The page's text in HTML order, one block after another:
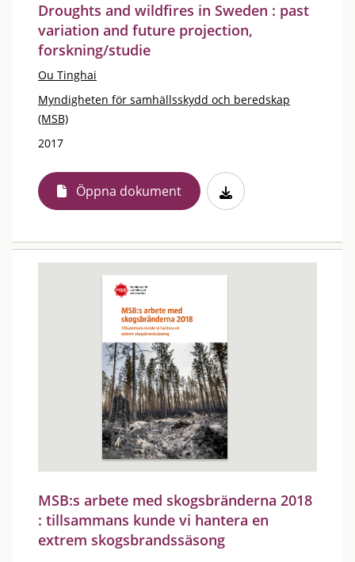
Droughts and wildfires in Sweden : past
variation and future projection,
forskning/studie
Ou Tinghai
Myndigheten för samhällsskydd och beredskap
(MSB)
2017
Öppna dokument
MSB:s arbete med skogsbränderna 2018
: tillsammans kunde vi hantera en
extrem skogsbrandssäsong